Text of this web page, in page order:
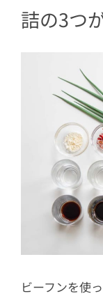
詰の3つ
ビーフンを使